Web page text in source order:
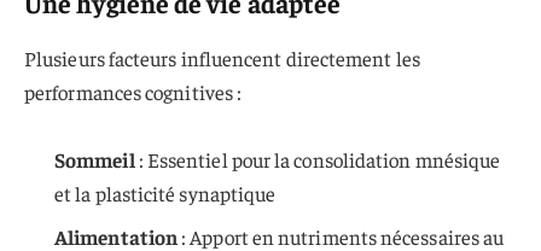
Plusieurs facteurs influencent directement les
performances cognitives :
Sommeil : Essentiel pour la consolidation mnésique
et la plasticité synaptique
Alimentation : Apport en nutriments nécessaires au